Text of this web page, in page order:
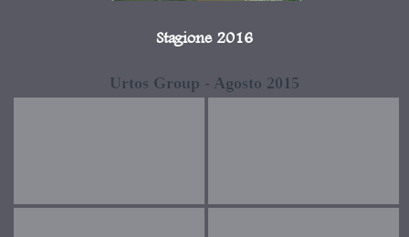
Stagione 2016
Urtos Group - Agosto 2015